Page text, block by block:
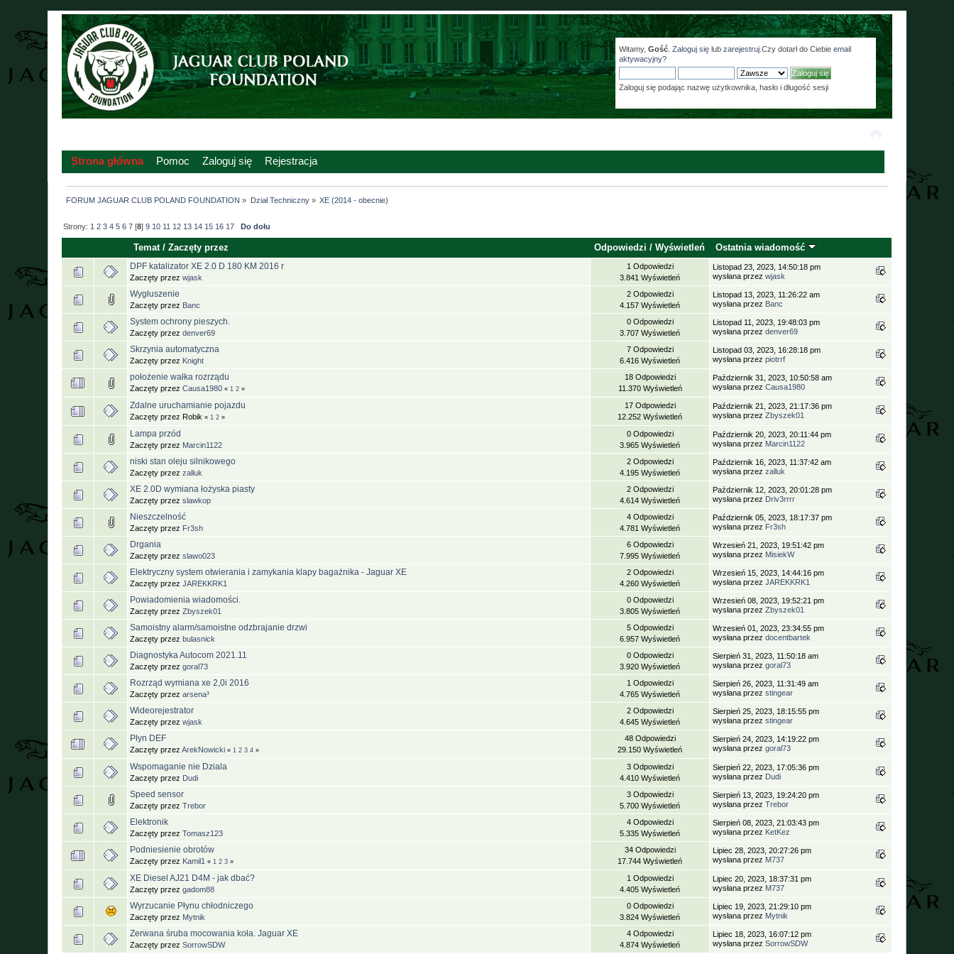
Witamy, Gość. Zaloguj sięlub zarejestruj.Czy dotarł do Ciebie email
aktywacyjny?
Zaloguj się podając nazwę użytkownika, hasło i długość sesji
Strona główna Pomoc Zaloguj się Rejestracja
FORUM JAGUAR CLUB POLAND FOUNDATION » Dział Techniczny» XE (2014 - obecnie)
Strony: 1 2 3 4 5 6 7 [8]9 10 11 12 13 14 15 16 17 Do dołu
Temat/Zaczęty przez Odpowiedzi /Wyświetleń Ostatnia wiadomość
DPF katalizator XE 2.0 D 180 KM 2016 r
Zaczęty przezwjask
1 Odpowiedzi
3.841 Wyświetleń
Listopad 23, 2023, 14:50:18 pm
wysłana przezwjask
Wygłuszenie
Zaczęty przez Banc
2 Odpowiedzi
4.157 Wyświetleń
Listopad 13, 2023, 11:26:22 am
wysłana przez Banc
System ochrony pieszych.
Zaczęty przezdenver69
0 Odpowiedzi
3.707 Wyświetleń
Listopad 11, 2023, 19:48:03 pm
wysłana przezdenver69
Skrzynia automatyczna
Zaczęty przez Knight
7 Odpowiedzi
6.416 Wyświetleń
Listopad 03, 2023, 16:28:18 pm
wysłana przezpiotrrf
położenie wałka rozrządu
Zaczęty przezCausa1980 «1 2 »
18 Odpowiedzi
11.370 Wyświetleń
Październik 31, 2023, 10:50:58 am
wysłana przezCausa1980
Zdalne uruchamianie pojazdu
Zaczęty przez Robik«1 2 »
17 Odpowiedzi
12.252 Wyświetleń
Październik 21, 2023, 21:17:36 pm
wysłana przezZbyszek01
Lampa przód
Zaczęty przez Marcin1122
0 Odpowiedzi
3.965 Wyświetleń
Październik 20, 2023, 20:11:44 pm
wysłana przez Marcin1122
niski stan oleju silnikowego
Zaczęty przezzalluk
2 Odpowiedzi
4.195 Wyświetleń
Październik 16, 2023, 11:37:42 am
wysłana przezzalluk
XE 2.0D wymiana łożyska piasty
Zaczęty przezslawkop
2 Odpowiedzi
4.614 Wyświetleń
Październik 12, 2023, 20:01:28 pm
wysłana przez Driv3rrrr
Nieszczelność
Zaczęty przez Fr3sh
4 Odpowiedzi
4.781 Wyświetleń
Październik 05, 2023, 18:17:37 pm
wysłana przez Fr3sh
Drgania
Zaczęty przezslawo023
6 Odpowiedzi
7.995 Wyświetleń
Wrzesień 21, 2023, 19:51:42 pm
wysłana przez MisiekW
Elektryczny system otwierania i zamykania klapy bagażnika - Jaguar XE
Zaczęty przezJAREKKRK1
2 Odpowiedzi
4.260 Wyświetleń
Wrzesień 15, 2023, 14:44:16 pm
wysłana przezJAREKKRK1
Powiadomienia wiadomości.
Zaczęty przezZbyszek01
0 Odpowiedzi
3.805 Wyświetleń
Wrzesień 08, 2023, 19:52:21 pm
wysłana przezZbyszek01
Samoistny alarm/samoistne odzbrajanie drzwi
Zaczęty przez bulasnick
5 Odpowiedzi
6.957 Wyświetleń
Wrzesień 01, 2023, 23:34:55 pm
wysłana przezdocentbartek
Diagnostyka Autocom 2021.11
Zaczęty przezgoral73
0 Odpowiedzi
3.920 Wyświetleń
Sierpień 31, 2023, 11:50:18 am
wysłana przezgoral73
Rozrząd wymiana xe 2,0i 2016
Zaczęty przezarsena³
1 Odpowiedzi
4.765 Wyświetleń
Sierpień 26, 2023, 11:31:49 am
wysłana przezstingear
Wideorejestrator
Zaczęty przezwjask
2 Odpowiedzi
4.645 Wyświetleń
Sierpień 25, 2023, 18:15:55 pm
wysłana przezstingear
Płyn DEF
Zaczęty przezArekNowicki «1 2 3 4 »
48 Odpowiedzi
29.150 Wyświetleń
Sierpień 24, 2023, 14:19:22 pm
wysłana przezgoral73
Wspomaganie nie Dziala
Zaczęty przez Dudi
3 Odpowiedzi
4.410 Wyświetleń
Sierpień 22, 2023, 17:05:36 pm
wysłana przez Dudi
Speed sensor
Zaczęty przezTrebor
3 Odpowiedzi
5.700 Wyświetleń
Sierpień 13, 2023, 19:24:20 pm
wysłana przezTrebor
Elektronik
Zaczęty przezTomasz123
4 Odpowiedzi
5.335 Wyświetleń
Sierpień 08, 2023, 21:03:43 pm
wysłana przez KetKez
Podniesienie obrotów
Zaczęty przez Kamil1 «1 2 3 »
34 Odpowiedzi
17.744 Wyświetleń
Lipiec 28, 2023, 20:27:26 pm
wysłana przez M737
XE Diesel AJ21 D4M - jak dbać?
Zaczęty przezgadom88
1 Odpowiedzi
4.405 Wyświetleń
Lipiec 20, 2023, 18:37:31 pm
wysłana przez M737
Wyrzucanie Płynu chłodniczego
Zaczęty przez Mytnik
0 Odpowiedzi
3.824 Wyświetleń
Lipiec 19, 2023, 21:29:10 pm
wysłana przez Mytnik
Zerwana śruba mocowania koła. Jaguar XE
Zaczęty przezSorrowSDW
4 Odpowiedzi
4.874 Wyświetleń
Lipiec 18, 2023, 16:07:12 pm
wysłana przezSorrowSDW